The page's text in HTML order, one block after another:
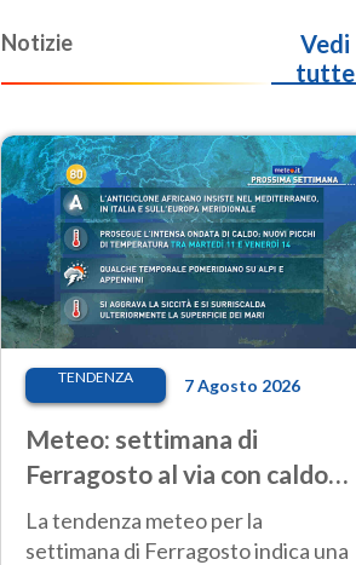
Notizie
Vedi
tutte
TENDENZA 7 Agosto 2026
Meteo: settimana di
Ferragosto al via con caldo
intenso e qualche temporale
La tendenza meteo per la
settimana di Ferragosto indica una